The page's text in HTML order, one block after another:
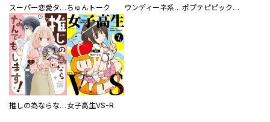
スーパー恋愛タイム！～現場でドＳな彼女は自宅でデレる～ ちゅんトーク ウンディーネ系彼氏 ポプテピピック SEASON EIGHT
推しの為ならなんでもします！ 女子高生VS-R